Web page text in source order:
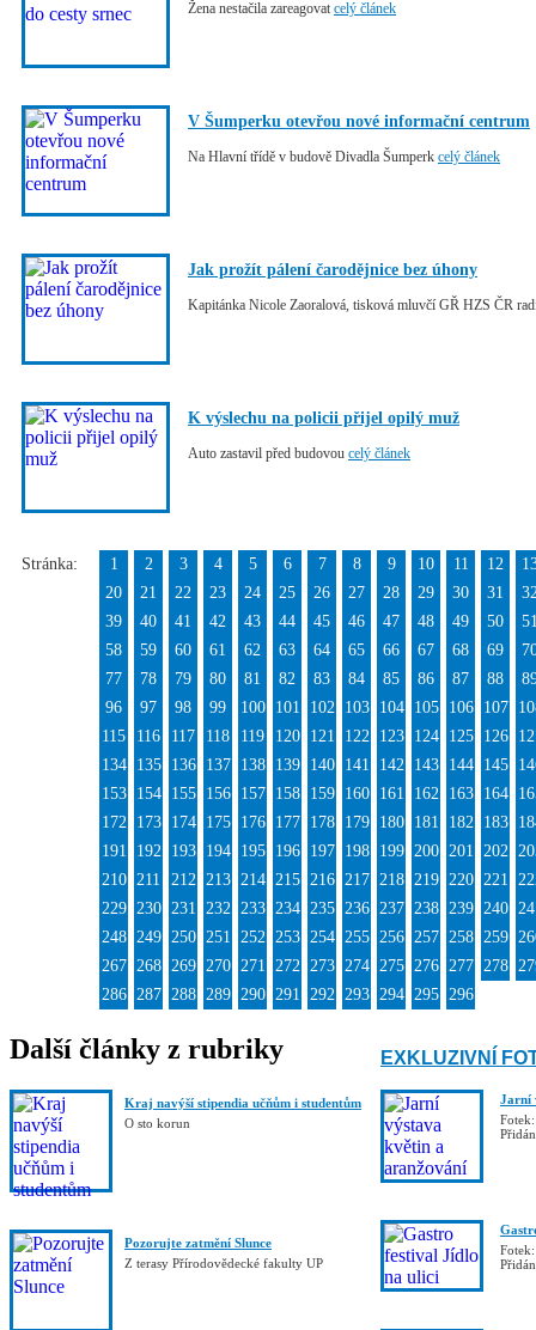
Žena nestačila zareagovat celý článek
V Šumperku otevřou nové informační centrum
Na Hlavní třídě v budově Divadla Šumperk celý článek
Jak prožít pálení čarodějnice bez úhony
Kapitánka Nicole Zaoralová, tisková mluvčí GŘ HZS ČR
K výslechu na policii přijel opilý muž
Auto zastavil před budovou celý článek
Stránka: 1 2 3 4 5 6 7 8 9 10 11 12
20
21 22 23 24 25 26 27 28 29 30 31
39
40 41 42 43 44 45 46 47 48 49 50
58
59 60 61 62 63 64 65 66 67 68 69
77
78 79 80 81 82 83 84 85 86 87 88
96
97 98 99 100 101 102 103 104 105 106 107
115
116 117 118 119 120 121 122 123 124 125 126
134
135 136 137 138 139 140 141 142 143 144 145
153
154 155 156 157 158 159 160 161 162 163 164
172
173 174 175 176 177 178 179 180 181 182 183
191
192 193 194 195 196 197 198 199 200 201 202
210 211 212 213 214 215 216 217 218 219 220 221
229 230 231 232 233 234 235 236 237 238 239 240
248 249 250 251 252 253 254 255 256 257 258 259
267 268 269 270 271 272 273 274 275 276 277 278
286 287 288 289 290 291 292 293 294 295 296
Další články z rubriky
Kraj navýší stipendia učňům i studentům
O sto korun
Pozorujte zatmění Slunce
Z terasy Přírodovědecké fakulty UP
EXKLUZIVNÍ
Jarní